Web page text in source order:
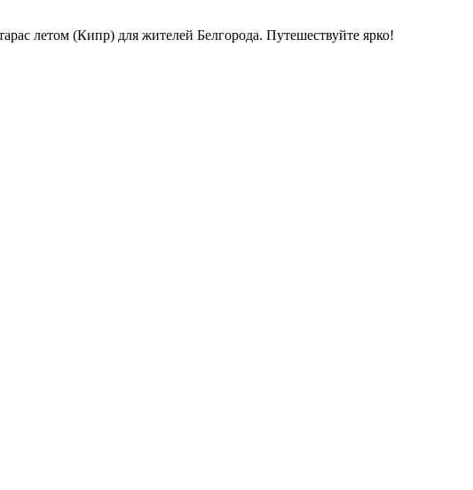
летом (Кипр) для жителей Белгорода. Путешествуйте ярко!